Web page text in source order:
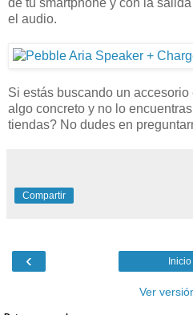
el audio.
Si estás buscando un
algo concreto y no lo
tiendas? No dudes en
Compartir
‹ Inicio
Ver